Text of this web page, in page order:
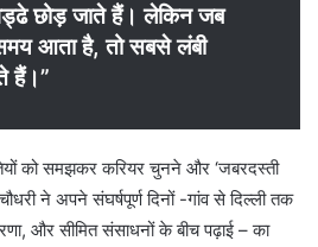
छोड़ जाते हैं। लेकिन जब
आता है, तो सबसे लंबी
हैं।”
को समझकर करियर चुनने और ‘जबरदस्ती
ने अपने संघर्षपूर्ण दिनों -गांव से दिल्ली तक
और सीमित संसाधनों के बीच पढ़ाई – का